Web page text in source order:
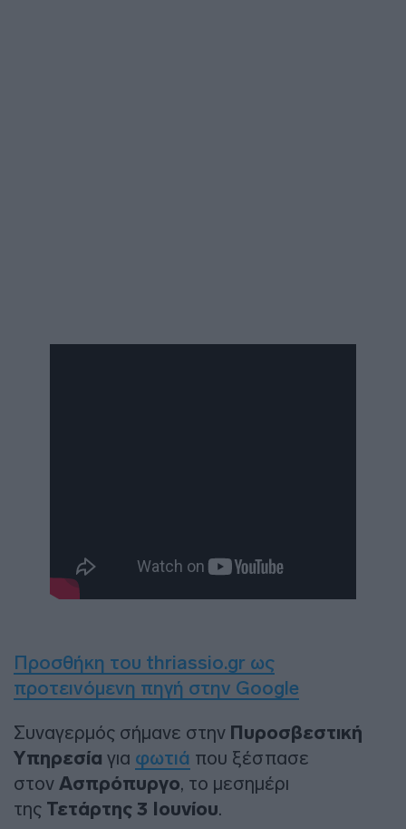
Προσθήκη του thriassio.gr ως
προτεινόμενη πηγή στην Google
Συναγερμός σήμανε στην Πυροσβεστική
Υπηρεσία για φωτιά που ξέσπασε
στον Ασπρόπυργο, το μεσημέρι
της Τετάρτης 3 Ιουνίου.